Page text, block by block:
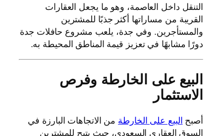
التنقل داخل العاصمة، وهو ما يجعل العقارات
القريبة من مساراتها أكثر جذبًا للمشترين
والمستأجرين. وفي جدة، يلعب مشروع حافلات جدة
دورًا مشابهًا في تعزيز قيمة المناطق المحيطة به.
البيع على الخارطة وفرص
الاستثمار
أصبح البيع على الخارطة من الاتجاهات البارزة في
السوق العقاري السعودي، حيث يتيح للمشترين